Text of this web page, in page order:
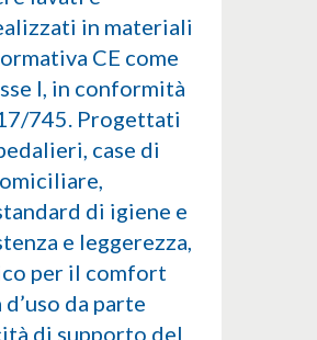
in materiali
CE come
I, in conformità
745. Progettati
case di
di igiene e
e leggerezza,
per il comfort
da parte
di supporto del